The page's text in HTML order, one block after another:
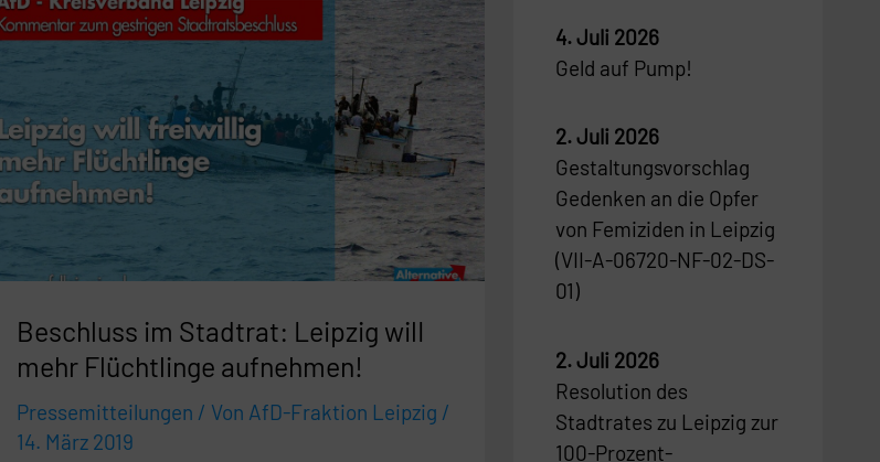
Beschluss im Stadtrat: Leipzig wilI
mehr Flüchtlinge aufnehmen!
Pressemitteilungen / Von AfD-Fraktion Leipzig /
14. März 2019
Beschluss
im
Stadtrat:
wilI
mehr
Flüchtlinge
Geld auf Pump!
4. Juli 2026
Gestaltungsvorschlag
Gedenken an die Opfer
von Femiziden in Leipzig
(VII-A-06720-NF-02-DS-
01)
2. Juli 2026
Resolution des
Stadtrates zu Leipzig zur
100-Prozent-
2. Juli 2026